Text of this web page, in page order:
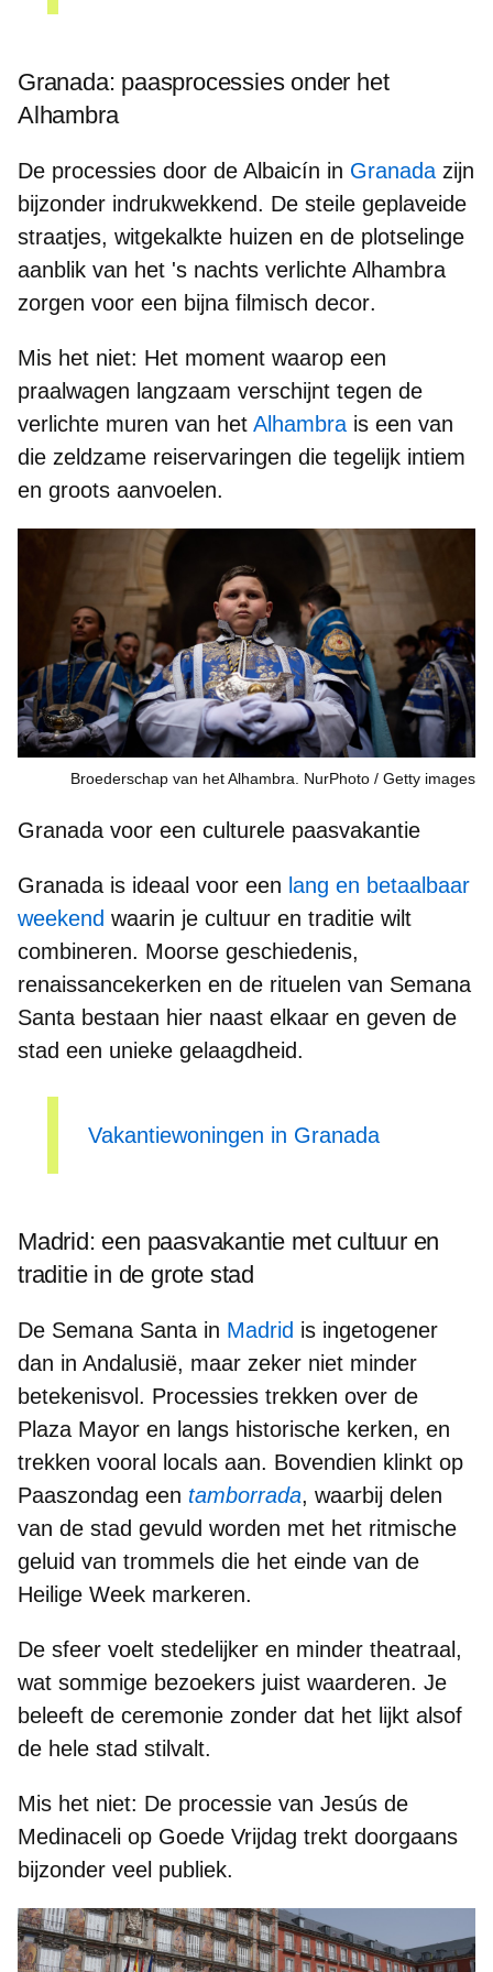
Granada: paasprocessies onder het
Alhambra
De processies door de Albaicín in Granada zijn
bijzonder indrukwekkend. De steile geplaveide
straatjes, witgekalkte huizen en de plotselinge
aanblik van het 's nachts verlichte Alhambra
zorgen voor een bijna filmisch decor.
Mis het niet: Het moment waarop een
praalwagen langzaam verschijnt tegen de
verlichte muren van het Alhambra is een van
die zeldzame reiservaringen die tegelijk intiem
en groots aanvoelen.
Broederschap van het Alhambra. NurPhoto Getty images
Granada voor een culturele paasvakantie
Granada is ideaal voor een lang en betaalbaar
weekend waarin je cultuur en traditie wilt
combineren. Moorse geschiedenis,
renaissancekerken en de rituelen van Semana
Santa bestaan hier naast elkaar en geven de
stad een unieke gelaagdheid.
Vakantiewoningen in Granada
Madrid: een paasvakantie met cultuur en
traditie in de grote stad
De Semana Santa in Madrid is ingetogener
dan in Andalusië, maar zeker niet minder
betekenisvol. Processies trekken over de
Plaza Mayor en langs historische kerken, en
trekken vooral locals aan. Bovendien klinkt op
Paaszondag een tamborrada, waarbij delen
van de stad gevuld worden met het ritmische
geluid van trommels die het einde van de
Heilige Week markeren.
De sfeer voelt stedelijker en minder theatraal,
wat sommige bezoekers juist waarderen. Je
beleeft de ceremonie zonder dat het lijkt alsof
de hele stad stilvalt.
Mis het niet: De processie van Jesús de
Medinaceli op Goede Vrijdag trekt doorgaans
bijzonder veel publiek.